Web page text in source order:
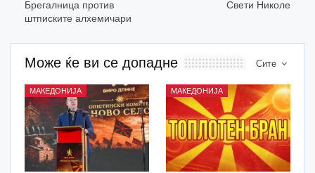
Брегалница против
штписките алхемичари
Свети Николе
Сите
Може ќе ви се допадне
МАКЕДОНИЈА МАКЕДОНИЈА